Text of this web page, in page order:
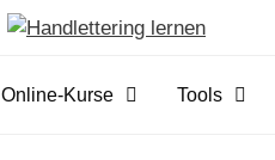
Online-Kurse Tools